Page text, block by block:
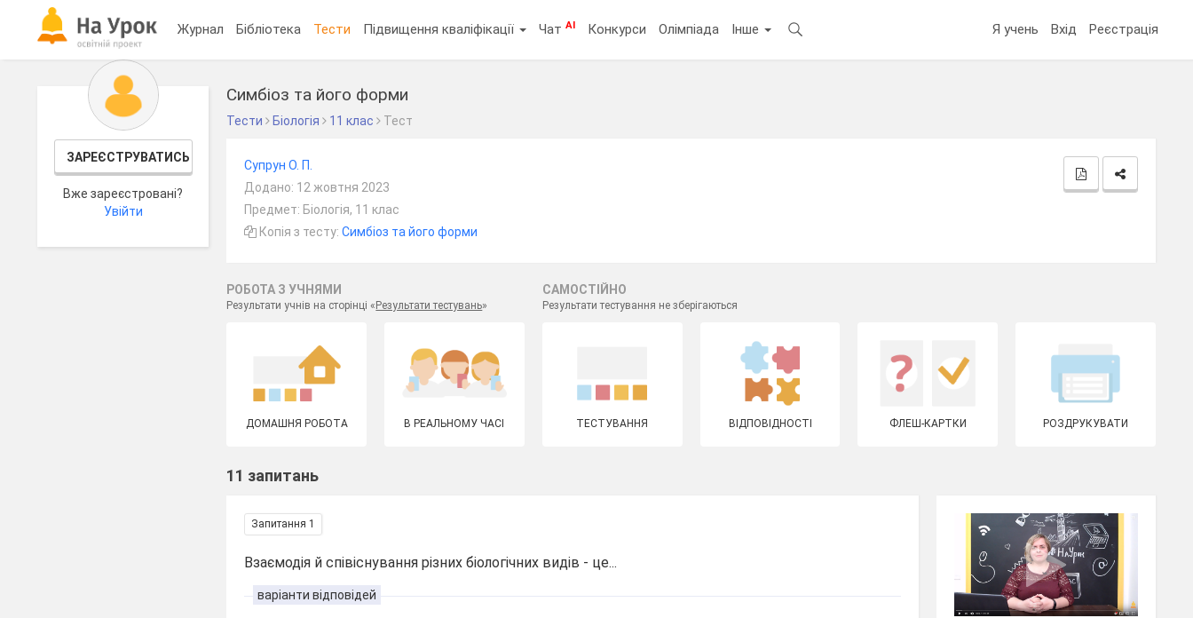
Журнал Бібліотека Тести Підвищення кваліфікації ЧатAI Конкурси Олімпіада Інше Я учень Вхід Реєстрація
ЗАРЕЄСТРУВАТИСЬ
Вже зареєстровані?
Увійти
Симбіоз та його форми
Тести Біологія 11 клас Тест
Супрун О. П.
Додано: 12 жовтня 2023
Предмет: Біологія, 11 клас
Копія з тесту:Симбіоз та його форми
РОБОТА З УЧНЯМИ
Результати учнів на сторінці « Результати тестувань»
САМОСТІЙНО
Результати тестування не зберігаються
ДОМАШНЯ РОБОТА В РЕАЛЬНОМУ ЧАСІ ТЕСТУВАННЯ ВІДПОВІДНОСТІ ФЛЕШ-КАРТКИ РОЗДРУКУВАТИ
11 запитань
Запитання 1
Взаємодія й співіснування різних біологічних видів - це...
варіанти відповідей